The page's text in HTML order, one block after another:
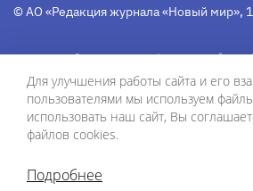
© АО «Редакция журнала «Новый мир»,
Свидетельство Федеральной
связи, информационных
коммуникаций средства
(Роскомнадзор)ПИ № Фс 77-75754
Разработка сайта — ООО «Инфодизайн»
Для улучшения работы сайта и его
пользователями мы используем
использовать наш сайт, Вы
файлов cookies.
Подробнее